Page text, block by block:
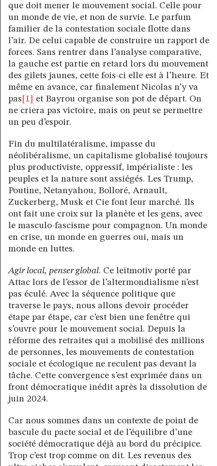
que doit mener le mouvement social. Celle pour
un monde de vie, et non de survie. Le parfum
familier de la contestation sociale flotte dans
l’air. De celui capable de construire un rapport de
forces. Sans rentrer dans l’analyse comparative,
la gauche est partie en retard lors du mouvement
des gilets jaunes, cette fois-ci elle est à l’heure. Et
même en avance, car finalement Nicolas n’y va
pas[1] et Bayrou organise son pot de départ. On
ne criera pas victoire, mais on peut se permettre
un peu d’espoir.
Fin du multilatéralisme, impasse du
néolibéralisme, un capitalisme globalisé toujours
plus productiviste, oppressif, impérialiste : les
peuples et la nature sont assiégés. Les Trump,
Poutine, Netanyahou, Bolloré, Arnault,
Zuckerberg, Musk et Cie font leur marché. Ils
ont fait une croix sur la planète et les gens, avec
le masculo-fascisme pour compagnon. Un monde
en crise, un monde en guerres oui, mais un
monde en luttes.
Agir local, penser global. Ce leitmotiv porté par
Attac lors de l’essor de l’altermondialisme n’est
pas éculé. Avec la séquence politique que
traverse le pays, nous allons devoir procéder
étape par étape, car c’est bien une fenêtre qui
s’ouvre pour le mouvement social. Depuis la
réforme des retraites qui a mobilisé des millions
de personnes, les mouvements de contestation
sociale et écologique ne reculent pas devant la
tâche. Cette convergence s’est exprimée dans un
front démocratique inédit après la dissolution de
juin 2024.
Car nous sommes dans un contexte de point de
bascule du pacte social et de l’équilibre d’une
société démocratique déjà au bord du précipice.
Trop c’est trop comme on dit. Les revenus des